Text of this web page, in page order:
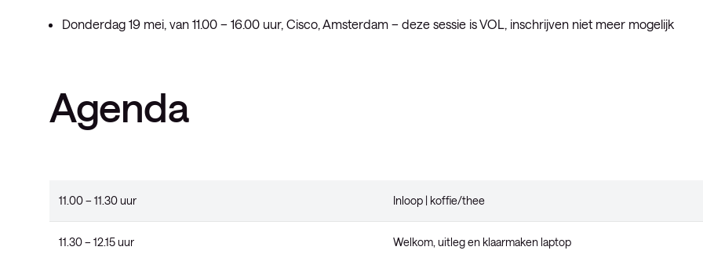
Donderdag 19 mei, van 11.00 – 16.00 uur, Cisco, Amsterdam – deze sessie is VOL, inschrijven niet meer mogelijk
Agenda
11.00 – 11.30 uur Inloop | koffie/thee
11.30 – 12.15 uur Welkom, uitleg en klaarmaken laptop